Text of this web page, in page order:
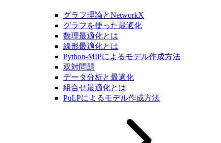
グラフ理論とNetworkX
グラフを使った最適化
数理最適化とは
線形最適化とは
Python-MIPによるモデル作成方法
双対問題
データ分析と最適化
組合せ最適化とは
PuLPによるモデル作成方法